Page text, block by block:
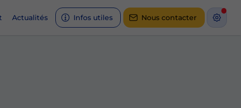
Actualités Infos utiles Nous contacter